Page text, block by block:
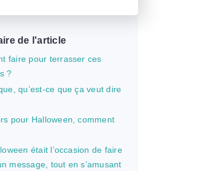
de l'article
faire pour terrasser ces
?
qu’est-ce que ça veut dire
pour Halloween, comment
était l’occasion de faire
message, tout en s’amusant